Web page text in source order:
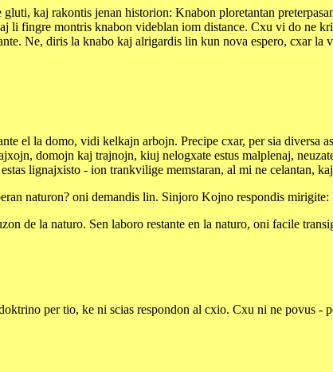
kaj rakontis jenan historion: Knabon ploretantan
li fingre montris knabon videblan iom distance. Cxu vi do ne
Ne, diris la knabo kaj alrigardis lin kun nova espero, cxar
el la domo, vidi kelkajn arbojn. Precipe cxar, per sia diversa
domojn kaj trajnojn, kiuj nelogxate estus malplenaj,
lignajxisto - ion trankvilige memstaran, al mi ne celantan,
naturon? oni demandis lin. Sinjoro Kojno respondis
de la naturo. Sen laboro restante en la naturo, oni facile
per tio, ke ni scias respondon al cxio. Cxu ni ne povus -